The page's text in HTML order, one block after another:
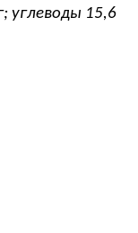
углеводы 15,6